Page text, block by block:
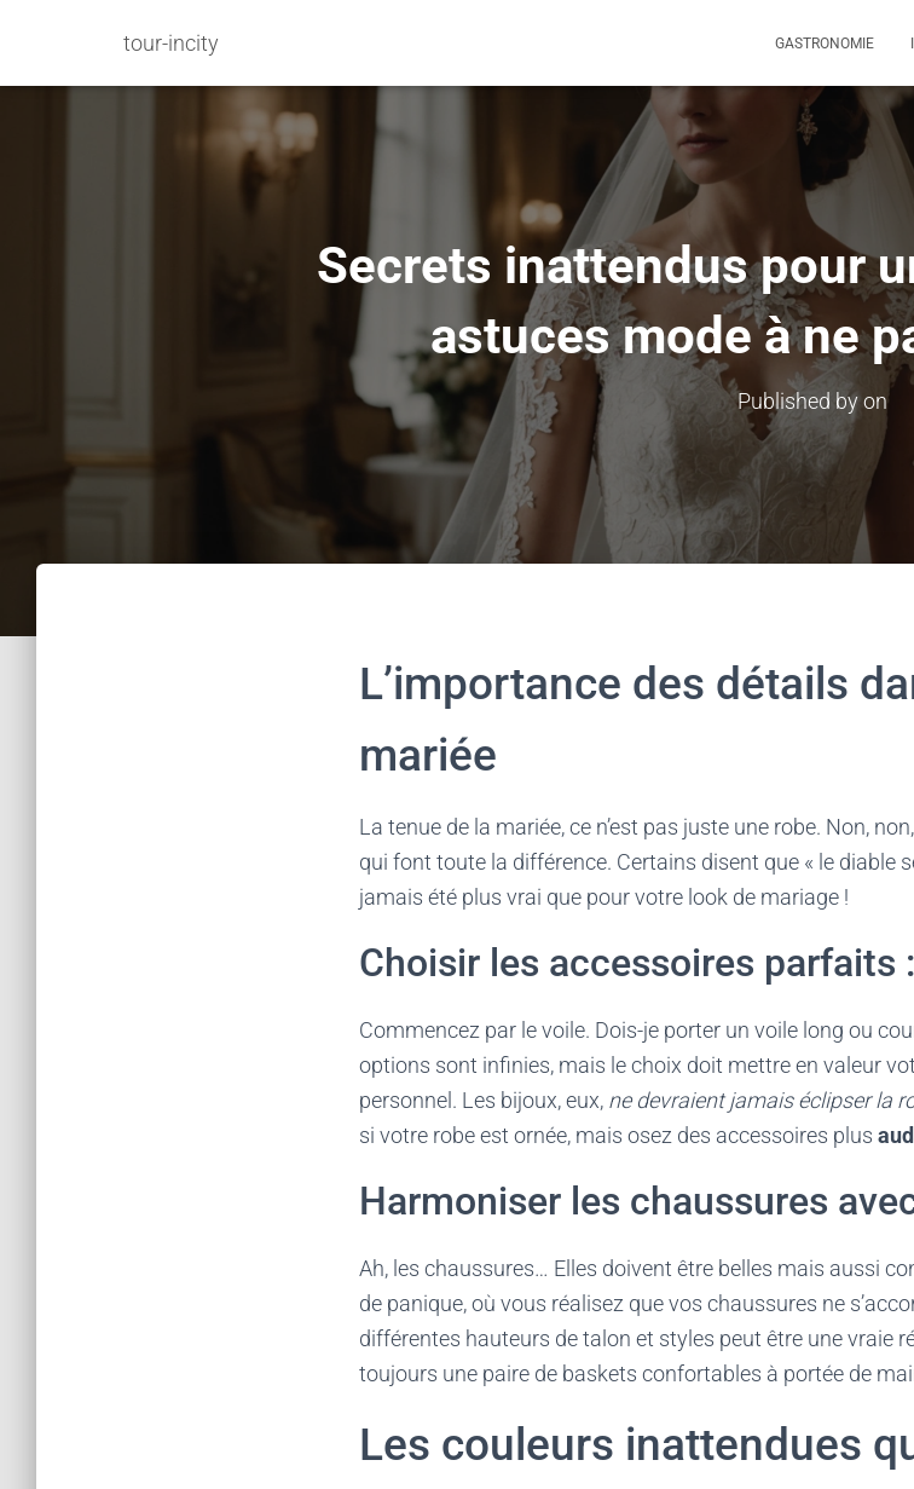
tour-incity GASTRONOMIE
Secrets inattendus pour
astuces mode à ne
Published byon
L’importance des détails
mariée
La tenue de la mariée, ce n’est pas juste une robe. Non,
qui font toute la différence. Certains disent que « le diable
jamais été plus vrai que pour votre look de mariage !
Choisir les accessoires parfaits
Commencez par le voile. Dois-je porter un voile long ou
options sont infinies, mais le choix doit mettre en valeur
personnel. Les bijoux, eux, ne devraient jamais éclipser la
si votre robe est ornée, mais osez des accessoires plus
Harmoniser les chaussures
Ah, les chaussures… Elles doivent être belles mais aussi
de panique, où vous réalisez que vos chaussures ne
différentes hauteurs de talon et styles peut être une vraie
toujours une paire de baskets confortables à portée de
Les couleurs inattendues